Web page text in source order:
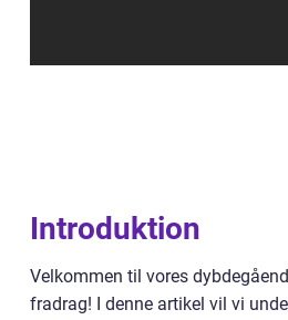
Introduktion
Velkommen til vores
fradrag! I denne artikel vil vi